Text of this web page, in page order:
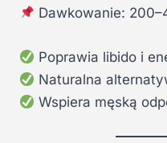
Dawkowanie:
Poprawia libido i
Naturalna
Wspiera męską